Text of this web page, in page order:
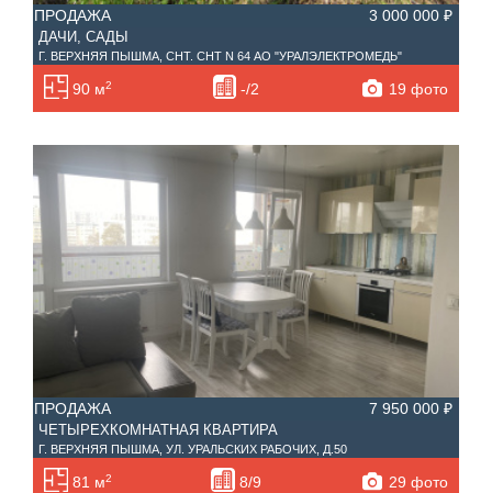
ПРОДАЖА 3 000 000 ₽
ДАЧИ, САДЫ
Г. ВЕРХНЯЯ ПЫШМА, СНТ. СНТ N 64 АО "УРАЛЭЛЕКТРОМЕДЬ"
90 м2 -/2 19 фото
ПРОДАЖА 7 950 000 ₽
ЧЕТЫРЕХКОМНАТНАЯ КВАРТИРА
Г. ВЕРХНЯЯ ПЫШМА, УЛ. УРАЛЬСКИХ РАБОЧИХ, Д.50
81 м2 8/9 29 фото